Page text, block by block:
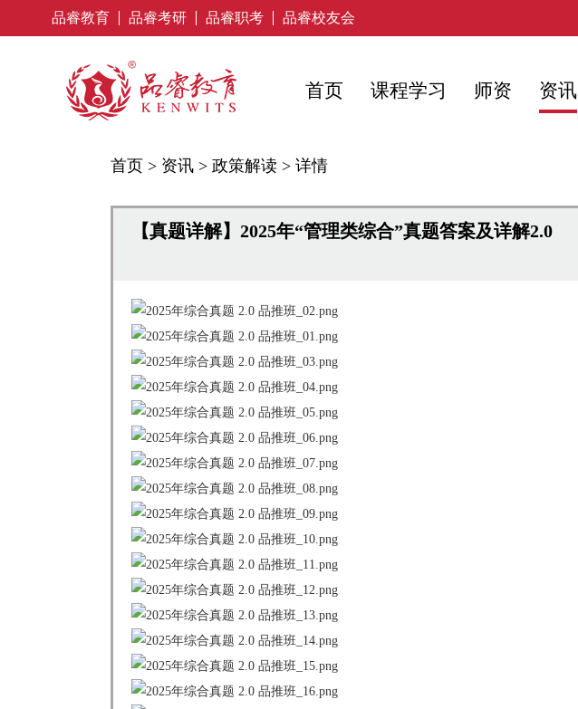
品睿教育 品睿考研 品睿职考 品睿校友会
首页 课程学习 师资 资讯
首页 > 资讯 > 政策解读 > 详情
【真题详解】2025年“管理类综合”真题答案及详解2.0